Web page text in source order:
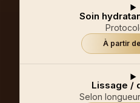
Soin
À partir
Lissage /
Selon